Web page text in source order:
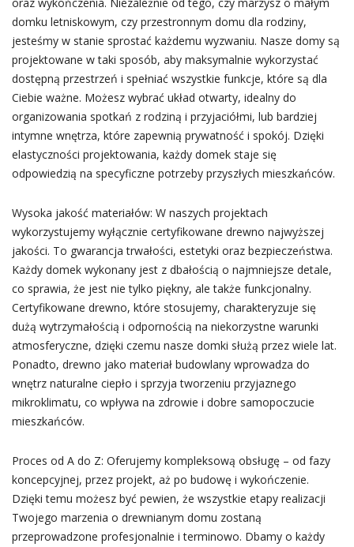
domku letniskowym, czy przestronnym domu dla rodziny,
jesteśmy w stanie sprostać każdemu wyzwaniu. Nasze domy są
projektowane w taki sposób, aby maksymalnie wykorzystać
dostępną przestrzeń i spełniać wszystkie funkcje, które są dla
Ciebie ważne. Możesz wybrać układ otwarty, idealny do
organizowania spotkań z rodziną i przyjaciółmi, lub bardziej
intymne wnętrza, które zapewnią prywatność i spokój. Dzięki
elastyczności projektowania, każdy domek staje się
odpowiedzią na specyficzne potrzeby przyszłych mieszkańców.
Wysoka jakość materiałów: W naszych projektach
wykorzystujemy wyłącznie certyfikowane drewno najwyższej
jakości. To gwarancja trwałości, estetyki oraz bezpieczeństwa.
Każdy domek wykonany jest z dbałością o najmniejsze detale,
co sprawia, że jest nie tylko piękny, ale także funkcjonalny.
Certyfikowane drewno, które stosujemy, charakteryzuje się
dużą wytrzymałością i odpornością na niekorzystne warunki
atmosferyczne, dzięki czemu nasze domki służą przez wiele lat.
Ponadto, drewno jako materiał budowlany wprowadza do
wnętrz naturalne ciepło i sprzyja tworzeniu przyjaznego
mikroklimatu, co wpływa na zdrowie i dobre samopoczucie
mieszkańców.
Proces od A do Z: Oferujemy kompleksową obsługę – od fazy
koncepcyjnej, przez projekt, aż po budowę i wykończenie.
Dzięki temu możesz być pewien, że wszystkie etapy realizacji
Twojego marzenia o drewnianym domu zostaną
przeprowadzone profesjonalnie i terminowo. Dbamy o każdy